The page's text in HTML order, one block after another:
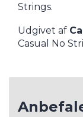
Strings.
Udgivet af
Casual No